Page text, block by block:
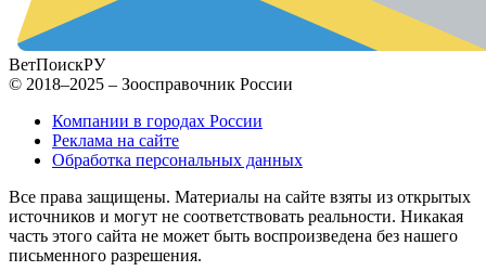
ВетПоискРУ
© 2018–2025 – Зоосправочник России
Компании в городах России
Реклама на сайте
Обработка персональных данных
Все права защищены. Материалы на сайте взяты из открытых
источников и могут не соответствовать реальности. Никакая
часть этого сайта не может быть воспроизведена без нашего
письменного разрешения.